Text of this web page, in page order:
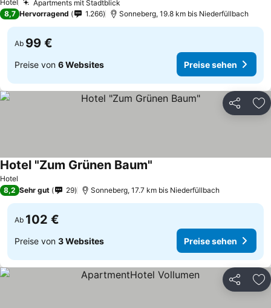
Hotel
Apartments mit Stadtblick
8,7 Hervorragend 1.266 Sonneberg, 19.8 km bis Niederfüllbach
Ab 99 €
Preise von 6 Websites Preise sehen
Teilen
Hotel
Hotel "Zum Grünen Baum"
8,2 Sehr gut 29 Sonneberg, 17.7 km bis Niederfüllbach
Ab 102 €
Preise von 3 Websites Preise sehen
Teilen